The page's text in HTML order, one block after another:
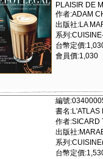
PLAISIR DE
作者:ADAM
出版社:LA
系列
台幣定價
會員價:1,030
編號
書名:L'ATLAS
作者:SICARD
出版社
系列
台幣定價